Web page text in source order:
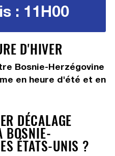
: 11H00
D'HIVER
Bosnie-Herzégovine
en heure d'été et en
DÉCALAGE
BOSNIE-
ÉTATS-UNIS ?